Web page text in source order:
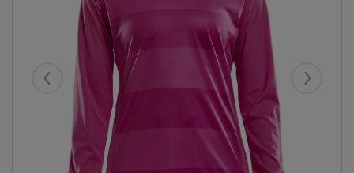
Eelmised